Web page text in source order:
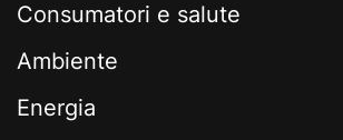
Consumatori e salute
Ambiente
Energia